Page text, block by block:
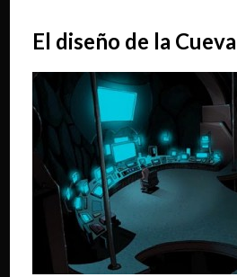
El diseño de la Cueva